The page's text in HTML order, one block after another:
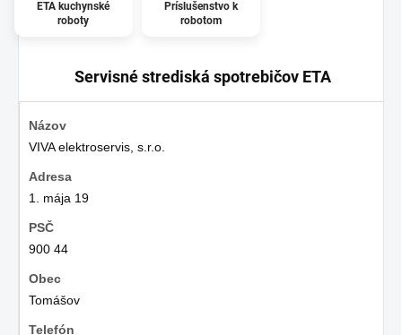
ETA kuchynské
roboty
Príslušenstvo k
robotom
Servisné strediská spotrebičov ETA
VIVA elektroservis, s.r.o.
1. mája 19
900 44
Tomášov